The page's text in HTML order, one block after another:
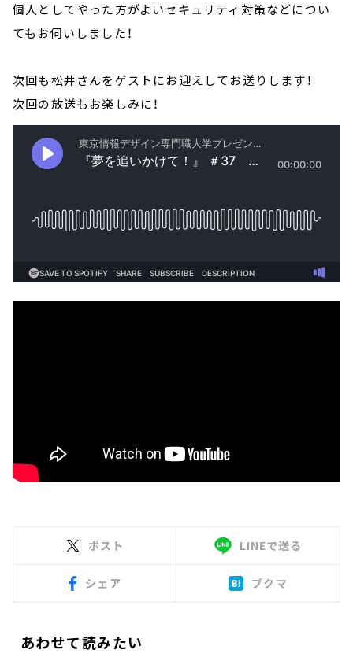
個人としてやった方がよいセキュリティ対策などについ
てもお伺いしました！
次回も松井さんをゲストにお迎えしてお送りします！
次回の放送もお楽しみに！
ポスト LINEで送る
シェア ブクマ
あわせて読みたい